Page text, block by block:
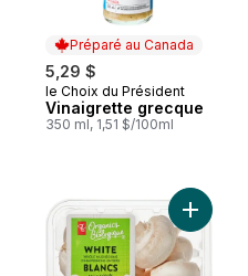
Préparé au Canada
5,29 $
Préparé au Canada
le Choix du Président
Vinaigrette grecque
350 ml, 1,51 $/100ml
Ajouter